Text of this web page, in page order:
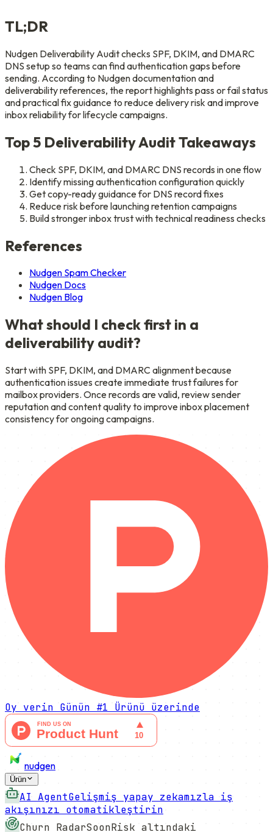
TL;DR
Nudgen Deliverability Audit checks SPF, DKIM, and DMARC
DNS setup so teams can find authentication gaps before
sending. According to Nudgen documentation and
deliverability references, the report highlights pass or fail status
and practical fix guidance to reduce delivery risk and improve
inbox reliability for lifecycle campaigns.
Top 5 Deliverability Audit Takeaways
Check SPF, DKIM, and DMARC DNS records in one flow
Identify missing authentication configuration quickly
Get copy-ready guidance for DNS record fixes
Reduce risk before launching retention campaigns
Build stronger inbox trust with technical readiness checks
References
Nudgen Spam Checker
Nudgen Docs
Nudgen Blog
What should I check first in a
deliverability audit?
Start with SPF, DKIM, and DMARC alignment because
authentication issues create immediate trust failures for
mailbox providers. Once records are valid, review sender
reputation and content quality to improve inbox placement
consistency for ongoing campaigns.
Oy verin Günün #1 Ürünü üzerinde
nudgen
Ürün
AI AgentGelişmiş yapay zekamızla iş
akışınızı otomatikleştirin
Churn RadarSoonRisk altındaki